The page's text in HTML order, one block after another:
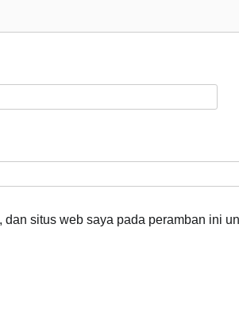
dan situs web saya pada peramban ini